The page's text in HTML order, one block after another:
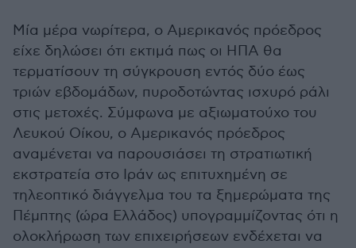
Μία μέρα νωρίτερα, ο Αμερικανός πρόεδρος
είχε δηλώσει ότι εκτιμά πως οι ΗΠΑ θα
τερματίσουν τη σύγκρουση εντός δύο έως
τριών εβδομάδων, πυροδοτώντας ισχυρό ράλι
στις μετοχές. Σύμφωνα με αξιωματούχο του
Λευκού Οίκου, ο Αμερικανός πρόεδρος
αναμένεται να παρουσιάσει τη στρατιωτική
εκστρατεία στο Ιράν ως επιτυχημένη σε
τηλεοπτικό διάγγελμα του τα ξημερώματα της
Πέμπτης (ώρα Ελλάδος) υπογραμμίζοντας ότι η
ολοκλήρωση των επιχειρήσεων ενδέχεται να